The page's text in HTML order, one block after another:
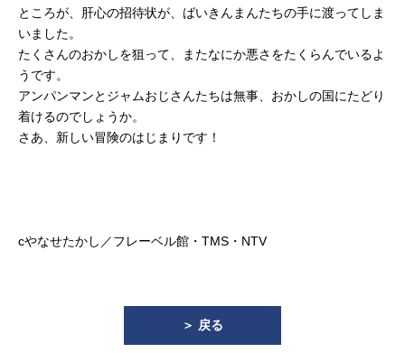
ところが、肝心の招待状が、ばいきんまんたちの手に渡ってしま
いました。
たくさんのおかしを狙って、またなにか悪さをたくらんでいるよ
うです。
アンパンマンとジャムおじさんたちは無事、おかしの国にたどり
着けるのでしょうか。
さあ、新しい冒険のはじまりです！
cやなせたかし／フレーベル館・TMS・NTV
＞ 戻る